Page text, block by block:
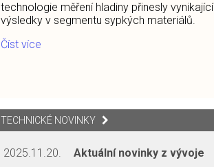
technologie měření hladiny přinesly vynikající
výsledky v segmentu sypkých materiálů.
Číst více
TECHNICKÉ NOVINKY
2025.11.20.
Aktuální novinky z vývoje